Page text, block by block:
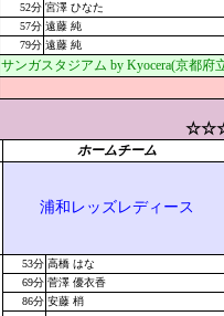
52分 宮澤 ひなた
57分 遠藤 純
79分 遠藤 純
サンガスタジアム by Kyocera(京都府
ホームチーム
浦和レッズレディース
53分 高橋 はな
69分 菅澤 優衣香
86分 安藤 梢